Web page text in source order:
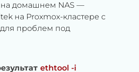
на домашнем NAS —
на Proxmox-кластере с
проблем под
ethtool -i